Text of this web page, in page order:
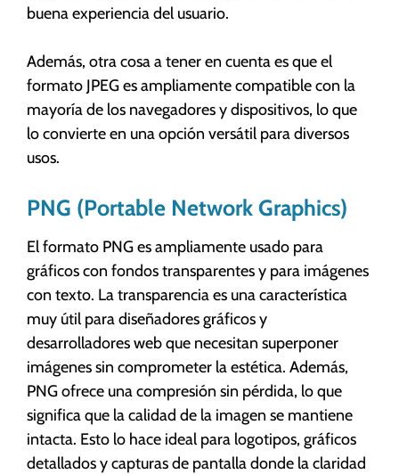
buena experiencia del usuario.
Además, otra cosa a tener en cuenta es que el
formato JPEG es ampliamente compatible con la
mayoría de los navegadores y dispositivos, lo que
lo convierte en una opción versátil para diversos
usos.
PNG (Portable Network Graphics)
El formato PNG es ampliamente usado para
gráficos con fondos transparentes y para imágenes
con texto. La transparencia es una característica
muy útil para diseñadores gráficos y
desarrolladores web que necesitan superponer
imágenes sin comprometer la estética. Además,
PNG ofrece una compresión sin pérdida, lo que
significa que la calidad de la imagen se mantiene
intacta. Esto lo hace ideal para logotipos, gráficos
detallados y capturas de pantalla donde la claridad